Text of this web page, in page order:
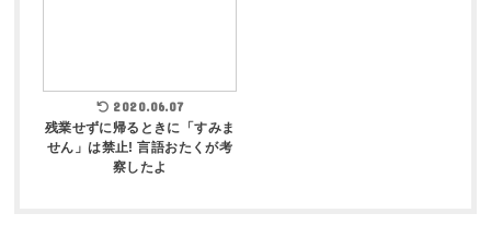
2020.06.07
残業せずに帰るときに「すみま
せん」は禁止! 言語おたくが考
察したよ